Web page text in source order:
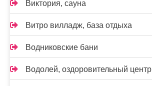
Виктория, сауна
Витро вилладж, база отдыха
Водниковские бани
Водолей, оздоровительный центр